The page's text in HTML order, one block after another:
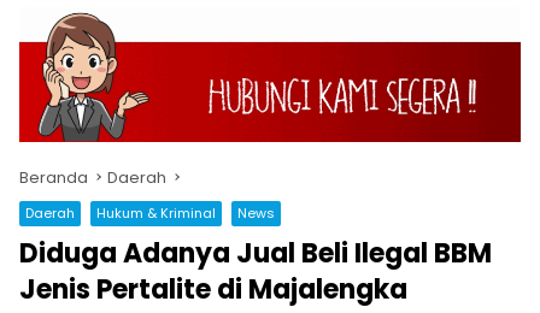
Beranda Daerah
Daerah Hukum & Kriminal News
Diduga Adanya Jual Beli Ilegal BBM
Jenis Pertalite di Majalengka